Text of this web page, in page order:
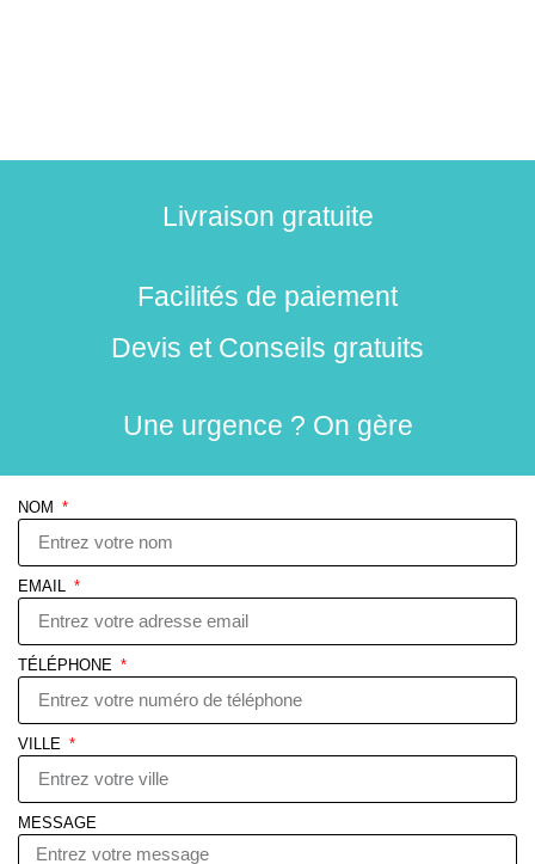
Livraison gratuite
Facilités de paiement
Devis et Conseils gratuits
Une urgence ? On gère
NOM
EMAIL
TÉLÉPHONE
VILLE
MESSAGE